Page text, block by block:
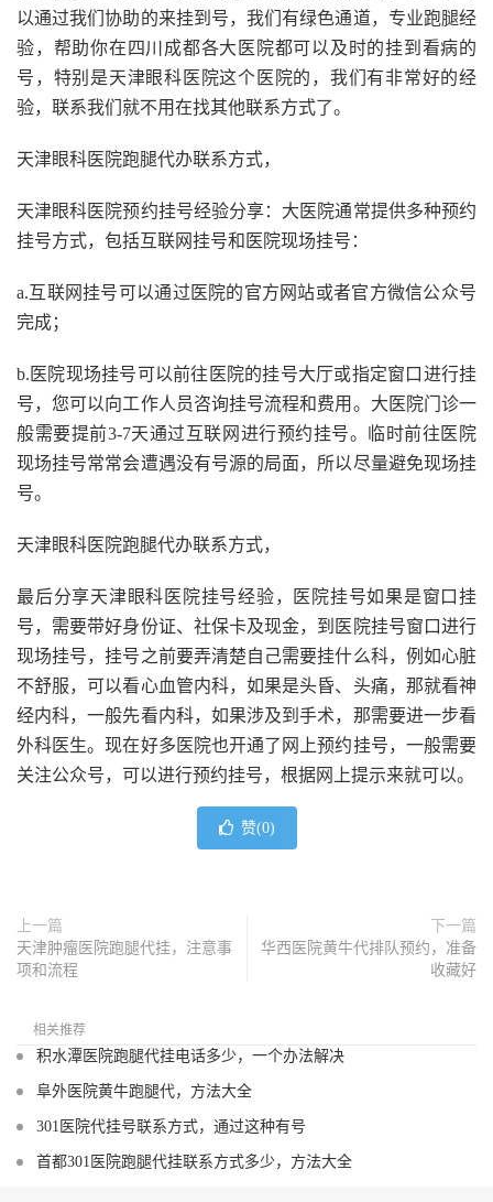
以通过我们协助的来挂到号，我们有绿色通道，专业跑腿经
验，帮助你在四川成都各大医院都可以及时的挂到看病的
号，特别是天津眼科医院这个医院的，我们有非常好的经
验，联系我们就不用在找其他联系方式了。
天津眼科医院跑腿代办联系方式，
天津眼科医院预约挂号经验分享：大医院通常提供多种预约
挂号方式，包括互联网挂号和医院现场挂号：
a.互联网挂号可以通过医院的官方网站或者官方微信公众号
完成；
b.医院现场挂号可以前往医院的挂号大厅或指定窗口进行挂
号，您可以向工作人员咨询挂号流程和费用。大医院门诊一
般需要提前3-7天通过互联网进行预约挂号。临时前往医院
现场挂号常常会遭遇没有号源的局面，所以尽量避免现场挂
号。
天津眼科医院跑腿代办联系方式，
最后分享天津眼科医院挂号经验，医院挂号如果是窗口挂
号，需要带好身份证、社保卡及现金，到医院挂号窗口进行
现场挂号，挂号之前要弄清楚自己需要挂什么科，例如心脏
不舒服，可以看心血管内科，如果是头昏、头痛，那就看神
经内科，一般先看内科，如果涉及到手术，那需要进一步看
外科医生。现在好多医院也开通了网上预约挂号，一般需要
关注公众号，可以进行预约挂号，根据网上提示来就可以。
赞(0)
上一篇
天津肿瘤医院跑腿代挂，注意事
项和流程
下一篇
华西医院黄牛代排队预约，准备
收藏好
相关推荐
积水潭医院跑腿代挂电话多少，一个办法解决
阜外医院黄牛跑腿代，方法大全
301医院代挂号联系方式，通过这种有号
首都301医院跑腿代挂联系方式多少，方法大全